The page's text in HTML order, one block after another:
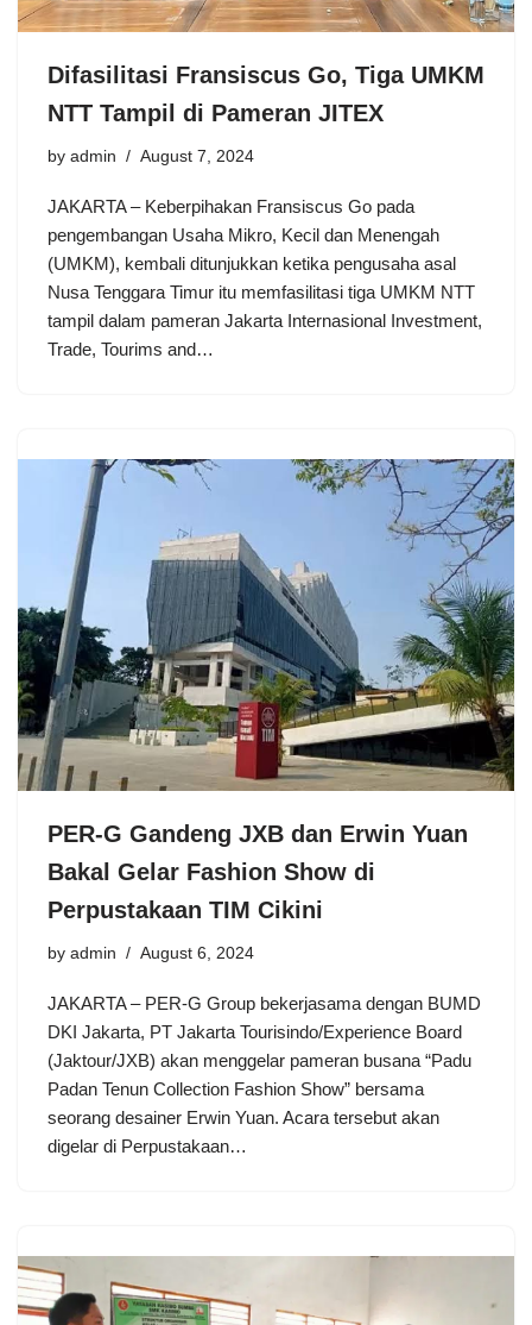
Difasilitasi Fransiscus Go, Tiga UMKM
NTT Tampil di Pameran JITEX
by admin August 7, 2024
JAKARTA – Keberpihakan Fransiscus Go pada
pengembangan Usaha Mikro, Kecil dan Menengah
(UMKM), kembali ditunjukkan ketika pengusaha asal
Nusa Tenggara Timur itu memfasilitasi tiga UMKM NTT
tampil dalam pameran Jakarta Internasional Investment,
Trade, Tourims and…
PER-G Gandeng JXB dan Erwin Yuan
Bakal Gelar Fashion Show di
Perpustakaan TIM Cikini
by admin August 6, 2024
JAKARTA – PER-G Group bekerjasama dengan BUMD
DKI Jakarta, PT Jakarta Tourisindo/Experience Board
(Jaktour/JXB) akan menggelar pameran busana “Padu
Padan Tenun Collection Fashion Show” bersama
seorang desainer Erwin Yuan. Acara tersebut akan
digelar di Perpustakaan…